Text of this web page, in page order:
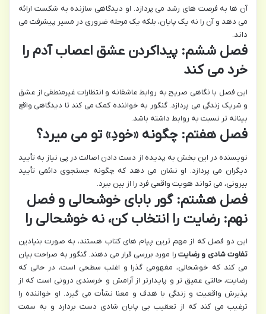
آن ها به فرصت های رشد می پردازد. او دیدگاهی سازنده به شکست ارائه
می دهد و آن را نه یک پایان، بلکه یک مرحله ضروری در مسیر پیشرفت می
داند.
فصل ششم: پیداکردن عشق اعصاب آدم را
خرد می کند
این فصل با نگاهی صریح به روابط عاشقانه و انتظارات غیرمنطقی از عشق
و شریک زندگی می پردازد. گنگور به خواننده کمک می کند تا دیدگاهی واقع
بینانه تر نسبت به روابط داشته باشد.
فصل هفتم: چگونه «خودِ» تو می میرد؟
نویسنده در این بخش به پدیده از دست دادن اصالت در پی نیاز به تأیید
دیگران می پردازد. او نشان می دهد که چگونه جستجوی دائمی تأیید
بیرونی، می تواند هویت واقعی فرد را از بین ببرد.
فصل هشتم: گور بابای خوشحالی و فصل
نهم: رضایت را انتخاب کن، نه خوشحالی را
این دو فصل که از مهم ترین پیام های کتاب هستند، به صورت بنیادین
تفاوت شادی و رضایترا مورد بررسی قرار می دهند. گنگور به صراحت بیان
می کند که خوشحالی، مفهومی گذرا و اغلب سطحی است، در حالی که
رضایت، حالتی عمیق تر و پایدارتر از آرامش و خرسندی درونی است که از
پذیرش واقعیت و زندگی با هدف و معنا نشأت می گیرد. او خواننده را
ترغیب می کند که از تعقیب بی پایان شادی دست بردارد و به سمت